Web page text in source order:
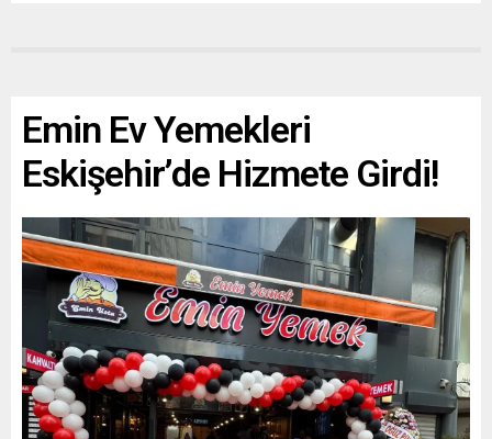
Emin Ev Yemekleri
Eskişehir’de Hizmete Girdi!